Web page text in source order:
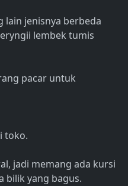
lain jenisnya berbeda
lembek tumis
pacar untuk
toko.
jadi memang ada kursi
bilik yang bagus.